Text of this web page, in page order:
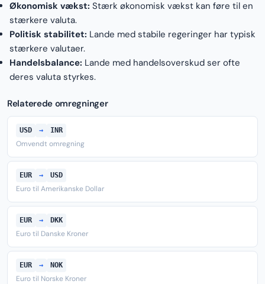
Økonomisk vækst: Stærk økonomisk vækst kan føre til en
stærkere valuta.
Politisk stabilitet: Lande med stabile regeringer har typisk
stærkere valutaer.
Handelsbalance: Lande med handelsoverskud ser ofte
deres valuta styrkes.
Relaterede omregninger
USD → INR
Omvendt omregning
EUR → USD
Euro til Amerikanske Dollar
EUR → DKK
Euro til Danske Kroner
EUR → NOK
Euro til Norske Kroner